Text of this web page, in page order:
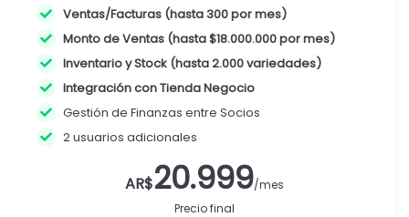
Ventas/Facturas (hasta 300 por mes)
Monto de Ventas (hasta $18.000.000 por mes)
Inventario y Stock (hasta 2.000 variedades)
Integración con Tienda Negocio
Gestión de Finanzas entre Socios
2 usuarios adicionales
AR$20.999/mes
Precio final